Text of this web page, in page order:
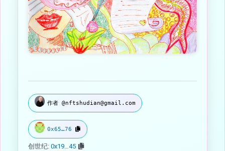
作者 @nftshudian@gmail.com
0x65…76
创世纪: 0x19…45